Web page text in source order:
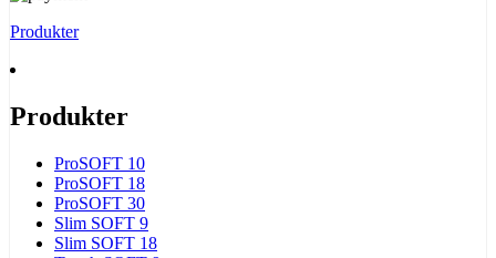
Produkter
Produkter
ProSOFT 10
ProSOFT 18
ProSOFT 30
Slim SOFT 9
Slim SOFT 18